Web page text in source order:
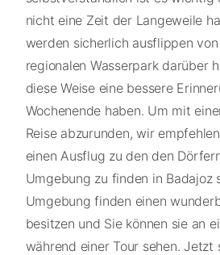
nicht eine Zeit der Langeweile
werden sicherlich ausflippen
regionalen Wasserpark darüber
diese Weise eine bessere
Wochenende haben. Um mit
Reise abzurunden, wir
einen Ausflug zu den den
Umgebung zu finden in Badajoz
Umgebung finden einen
besitzen und Sie können sie an
während einer Tour sehen. Jetzt